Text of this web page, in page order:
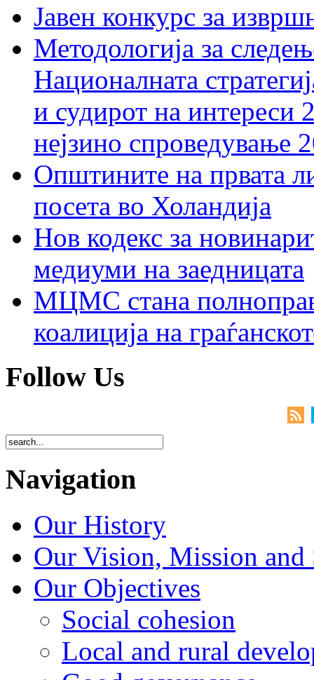
Јавен конкурс за
Методологија за
Националната
и судирот на интереси
нејзино спроведување
Општините на првата
посета во Холандија
Нов кодекс за
медиуми на заедницата
МЦМС стана
коалиција на
Follow Us
Navigation
Our History
Our Vision, Mission and
Our Objectives
Social cohesion
Local and rural